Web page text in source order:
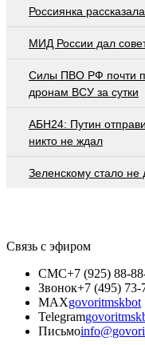
Россиянка
МИД России дал
Cилы ПВО РФ почти
дронам ВСУ за сутки
АБН24: Путин
никто не ждал
Зеленскому стало не
Связь с эфиром
СМС+7 (925) 88-
Звонок+7 (495) 73-
MAXgovoritmskbot
Telegram
Письмо